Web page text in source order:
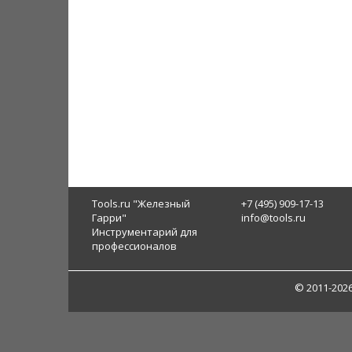
Tools.ru "Железный
Гарри"
Инструментарий для
профессионалов
+7 (495) 909-17-13
info@tools.ru
© 2011-